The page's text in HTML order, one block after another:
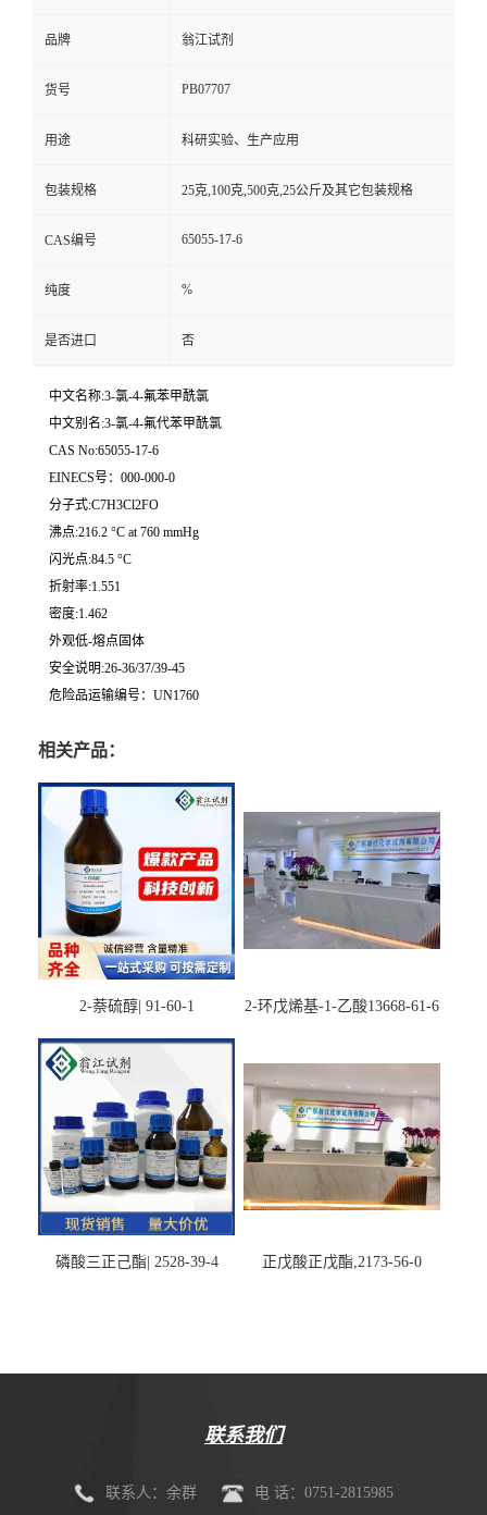
品牌 翁江试剂
货号 PB07707
用途 科研实验、生产应用
包装规格 25克,100克,500克,25公斤及其它包装规格
CAS编号 65055-17-6
纯度 %
是否进口 否
中文名称:3-氯-4-氟苯甲酰氯
中文别名:3-氯-4-氟代苯甲酰氯
CAS No:65055-17-6
EINECS号：000-000-0
分子式:C7H3Cl2FO
沸点:216.2 °C at 760 mmHg
闪光点:84.5 °C
折射率:1.551
密度:1.462
外观低-熔点固体
安全说明:26-36/37/39-45
危险品运输编号：UN1760
相关产品：
2-萘硫醇| 91-60-1 2-环戊烯基-1-乙酸13668-61-6
磷酸三正己酯| 2528-39-4 正戊酸正戊酯,2173-56-0
联系我们
联系人：余群 电 话：0751-2815985